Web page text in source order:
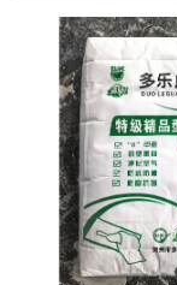
联系我们